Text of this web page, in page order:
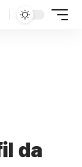
da